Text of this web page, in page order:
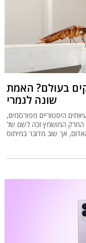
בעולם? האמת
שונה לגמרי
היסטוריים מפורסמים,
החרק המושמץ זכה לשם של
אך שוב מדובר במיתוס